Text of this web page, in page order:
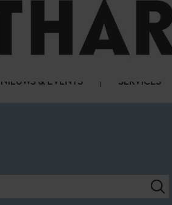
NIEUWS & EVENTS SERVICES